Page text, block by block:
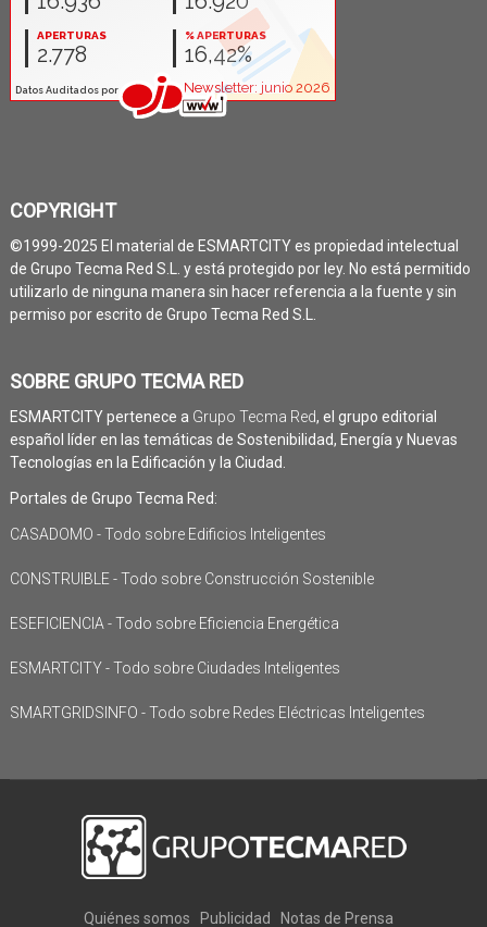
COPYRIGHT
©1999-2025 El material de ESMARTCITY es propiedad intelectual
de Grupo Tecma Red S.L. y está protegido por ley. No está permitido
utilizarlo de ninguna manera sin hacer referencia a la fuente y sin
permiso por escrito de Grupo Tecma Red S.L.
SOBRE GRUPO TECMA RED
ESMARTCITY pertenece a Grupo Tecma Red, el grupo editorial
español líder en las temáticas de Sostenibilidad, Energía y Nuevas
Tecnologías en la Edificación y la Ciudad.
Portales de Grupo Tecma Red:
CASADOMO - Todo sobre Edificios Inteligentes
CONSTRUIBLE - Todo sobre Construcción Sostenible
ESEFICIENCIA - Todo sobre Eficiencia Energética
ESMARTCITY - Todo sobre Ciudades Inteligentes
SMARTGRIDSINFO - Todo sobre Redes Eléctricas Inteligentes
Quiénes somos Publicidad Notas de Prensa